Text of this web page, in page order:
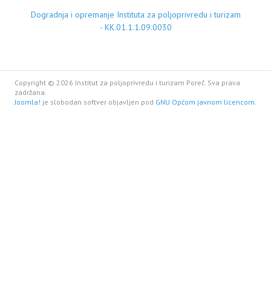
Dogradnja i opremanje Instituta za poljoprivredu i turizam
- KK.01.1.1.09.0030
Copyright © 2026 Institut za poljoprivredu i turizam Poreč. Sva prava
zadržana.
Joomla! je slobodan softver objavljen pod GNU Općom javnom licencom.